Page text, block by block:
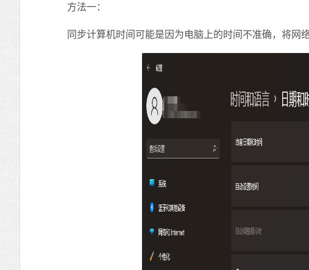
方法一：
同步计算机时间可能是因为电脑上的时间不准确，将网络